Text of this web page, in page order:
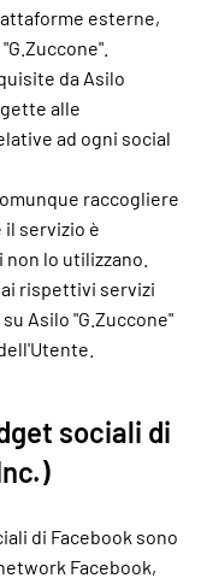
esterne,
da Asilo
alle
ad ogni social
raccogliere
servizio è
lo utilizzano.
rispettivi servizi
Asilo "G.Zuccone"
sociali di
di Facebook sono
Facebook,